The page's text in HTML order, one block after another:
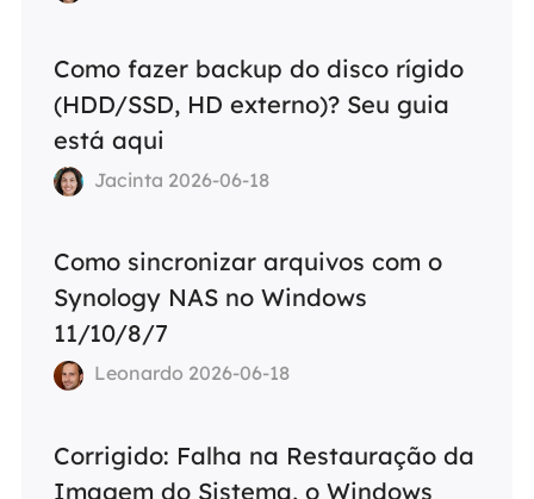
Como fazer backup do disco rígido
(HDD/SSD, HD externo)? Seu guia
está aqui
Jacinta 2026-06-18
Como sincronizar arquivos com o
Synology NAS no Windows
11/10/8/7
Leonardo 2026-06-18
Corrigido: Falha na Restauração da
Imagem do Sistema, o Windows